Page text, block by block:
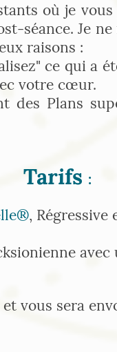
où je
séance. Je
raisons :
ce qui a
votre cœur.
des Plans
Tarifs :
, Régressive
vous sera